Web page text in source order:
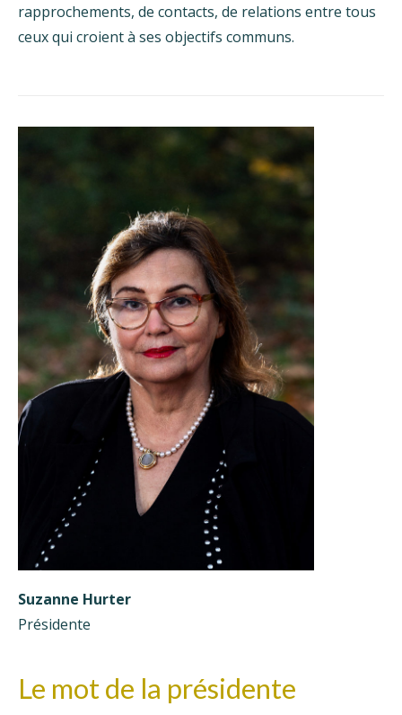
rapprochements, de contacts, de relations entre tous
ceux qui croient à ses objectifs communs.
Suzanne Hurter
Présidente
Le mot de la présidente